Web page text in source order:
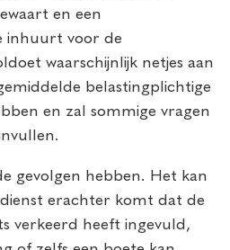
en een
inhuurt voor de
waarschijnlijk netjes aan
belastingplichtige
en zal sommige vragen
gevolgen hebben. Het kan
erachter komt dat de
verkeerd heeft ingevuld,